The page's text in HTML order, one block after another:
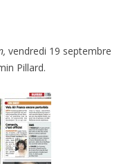
vendredi 19 septembre
Pillard.